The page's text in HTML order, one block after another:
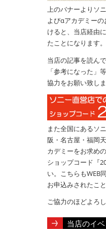
上のバナーよりソ
よびαアカデミー
けると、当店経由
たことになります。
当店の記事を読ん
「参考になった」
協力をお願い致しま
また全国にあるソ
阪・名古屋・福岡
カデミーをお求め
ショップコード『
い。こちらもWEB
お申込みされたこ
ご協力のほどよろ
当店のイ